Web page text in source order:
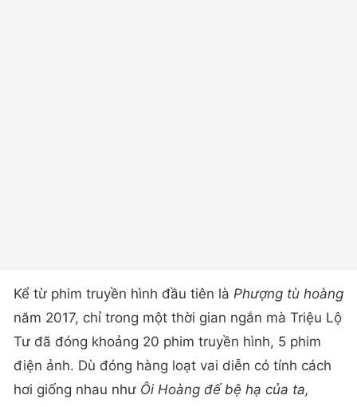
Kể từ phim truyền hình đầu tiên là Phượng tù hoàng
năm 2017, chỉ trong một thời gian ngắn mà Triệu Lộ
Tư đã đóng khoảng 20 phim truyền hình, 5 phim
điện ảnh. Dù đóng hàng loạt vai diễn có tính cách
hơi giống nhau như Ôi Hoàng đế bệ hạ của ta,